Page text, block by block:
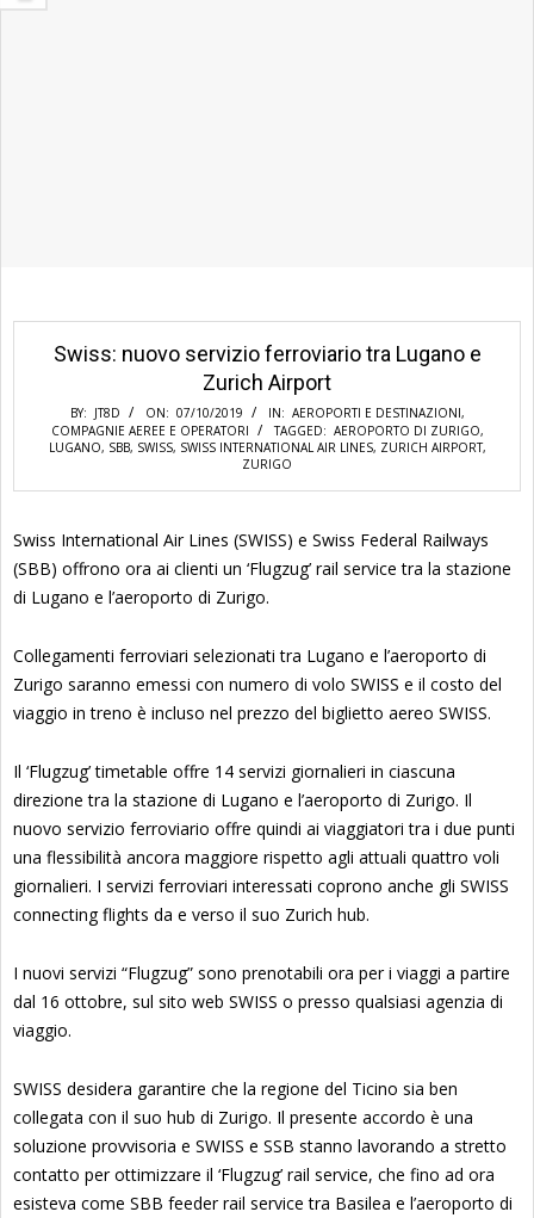
Swiss: nuovo servizio ferroviario tra Lugano e
Zurich Airport
BY: JT8D ON: 07/10/2019 IN: AEROPORTI E DESTINAZIONI,
COMPAGNIE AEREE E OPERATORI
TAGGED: AEROPORTO DI ZURIGO,
LUGANO, SBB, SWISS, SWISS INTERNATIONAL AIR LINES, ZURICH AIRPORT,
ZURIGO
Swiss International Air Lines (SWISS) e Swiss Federal Railways
(SBB) offrono ora ai clienti un ‘Flugzug’ rail service tra la stazione
di Lugano e l’aeroporto di Zurigo.
Collegamenti ferroviari selezionati tra Lugano e l’aeroporto di
Zurigo saranno emessi con numero di volo SWISS e il costo del
viaggio in treno è incluso nel prezzo del biglietto aereo SWISS.
Il ‘Flugzug’ timetable offre 14 servizi giornalieri in ciascuna
direzione tra la stazione di Lugano e l’aeroporto di Zurigo. Il
nuovo servizio ferroviario offre quindi ai viaggiatori tra i due punti
una flessibilità ancora maggiore rispetto agli attuali quattro voli
giornalieri. I servizi ferroviari interessati coprono anche gli SWISS
connecting flights da e verso il suo Zurich hub.
I nuovi servizi “Flugzug” sono prenotabili ora per i viaggi a partire
dal 16 ottobre, sul sito web SWISS o presso qualsiasi agenzia di
viaggio.
SWISS desidera garantire che la regione del Ticino sia ben
collegata con il suo hub di Zurigo. Il presente accordo è una
soluzione provvisoria e SWISS e SSB stanno lavorando a stretto
contatto per ottimizzare il ‘Flugzug’ rail service, che fino ad ora
esisteva come SBB feeder rail service tra Basilea e l’aeroporto di